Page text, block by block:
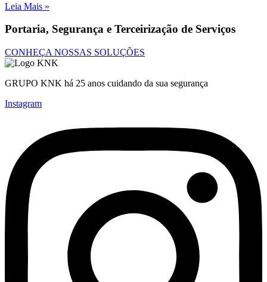
Leia Mais »
Portaria, Segurança e Terceirização de Serviços
CONHEÇA NOSSAS SOLUÇÕES
GRUPO KNK há 25 anos cuidando da sua segurança
Instagram